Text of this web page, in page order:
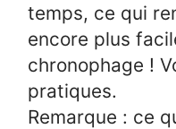
temps, ce qui
encore plus
chronophage !
pratiques.
Remarque : ce